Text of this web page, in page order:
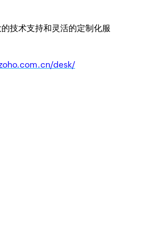
技术支持和灵活的定制化服
desk/